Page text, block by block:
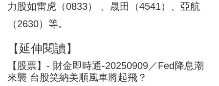
力股如雷虎（0833） 、晟田（4541）、亞航
（2630）等。
【延伸閱讀】
【股票】- 財金即時通-20250909／Fed降息潮
來襲 台股笑納美順風車將起飛？